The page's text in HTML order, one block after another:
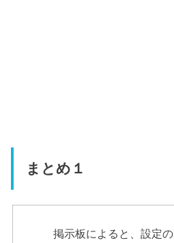
まとめ１
掲示板によると、設定の